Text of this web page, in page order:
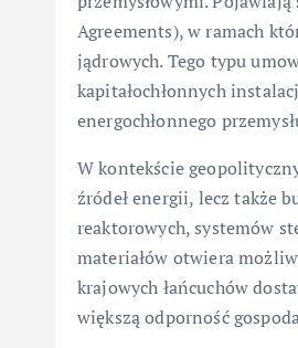
Agreements), w ramach
jądrowych. Tego typu
kapitałochłonnych
energochłonnego
W kontekście
źródeł energii, lecz także
reaktorowych, systemów
materiałów otwiera
krajowych łańcuchów
większą odporność